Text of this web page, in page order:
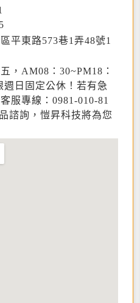
平東路573巷1弄48號1
，AM08：30~PM18：
週日固定公休！若有急
服專線：0981-010-81
諮詢，愷昇科技將為您